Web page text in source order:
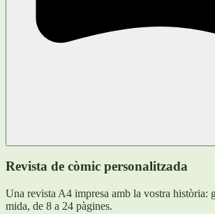
Revista de còmic personalitzada
Una revista A4 impresa amb la vostra història:
mida, de 8 a 24 pàgines.